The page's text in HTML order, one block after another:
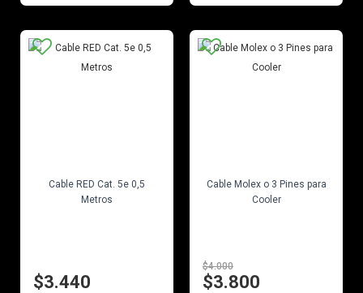
Cable RED Cat. 5e 0,5
Metros
$3.440
Cable Molex o 3 Pines para
Cooler
$4.000
$3.800